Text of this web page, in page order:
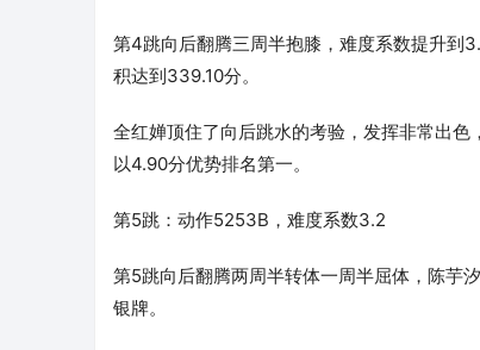
第4跳向后翻腾三周半抱膝，难度系数提升到
积达到339.10分。
全红婵顶住了向后跳水的考验，发挥非常出
以4.90分优势排名第一。
第5跳：动作5253B，难度系数3.2
第5跳向后翻腾两周半转体一周半屈体，陈芋
银牌。